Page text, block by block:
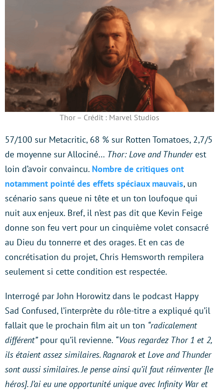
Thor – Crédit : Marvel Studios
57/100 sur Metacritic, 68 % sur Rotten Tomatoes, 2,7/5
de moyenne sur Allociné… Thor: Love and Thunderest
loin d’avoir convaincu. Nombre de critiques ont
notamment pointé des effets spéciaux mauvais, un
scénario sans queue ni tête et un ton loufoque qui
nuit aux enjeux. Bref, il n’est pas dit que Kevin Feige
donne son feu vert pour un cinquième volet consacré
au Dieu du tonnerre et des orages. Et en cas de
concrétisation du projet, Chris Hemsworth rempilera
seulement si cette condition est respectée.
Interrogé par John Horowitz dans le podcast Happy
Sad Confused, l’interprète du rôle-titre a expliqué qu’il
fallait que le prochain film ait un ton “radicalement
différent”pour qu’il revienne. “Vous regardez Thor 1 et 2,
ils étaient assez similaires. Ragnarok et Love and Thunder
sont aussi similaires. Je pense ainsi qu’il faut réinventer [le
héros]. J’ai eu une opportunité unique avec Infinity War et